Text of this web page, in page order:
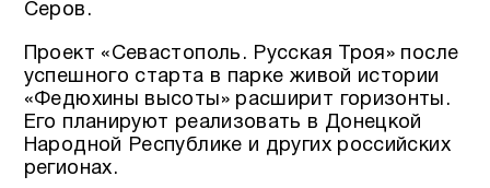
Серов.
Проект «Севастополь. Русская Троя» после
успешного старта в парке живой истории
«Федюхины высоты» расширит горизонты.
Его планируют реализовать в Донецкой
Народной Республике и других российских
регионах.